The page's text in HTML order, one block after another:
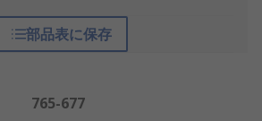
部品表に保存
765-677